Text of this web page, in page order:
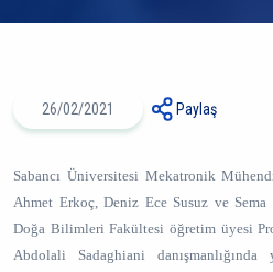
26/02/2021 Paylaş
Sabancı Üniversitesi Mekatronik
Ahmet Erkoç, Deniz Ece Susuz ve
Doğa Bilimleri Fakültesi öğretim üyesi
Abdolali Sadaghiani